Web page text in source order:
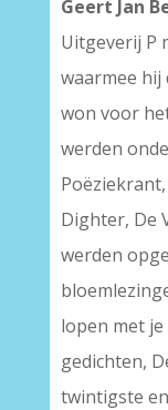
Geert Jan
Uitgeverij P
waarmee hij
won voor
werden
Dighter, De
werden
lopen met
gedichten,
twintigste